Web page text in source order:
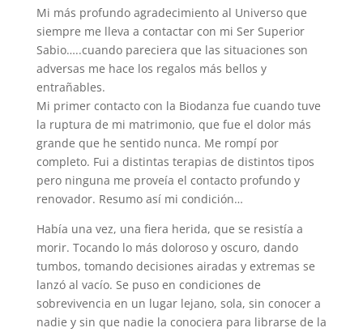
Mi más profundo agradecimiento al Universo que
siempre me lleva a contactar con mi Ser Superior
Sabio…..cuando pareciera que las situaciones son
adversas me hace los regalos más bellos y
entrañables.
Mi primer contacto con la Biodanza fue cuando tuve
la ruptura de mi matrimonio, que fue el dolor más
grande que he sentido nunca. Me rompí por
completo. Fui a distintas terapias de distintos tipos
pero ninguna me proveía el contacto profundo y
renovador. Resumo así mi condición…
Había una vez, una fiera herida, que se resistía a
morir. Tocando lo más doloroso y oscuro, dando
tumbos, tomando decisiones airadas y extremas se
lanzó al vacío. Se puso en condiciones de
sobrevivencia en un lugar lejano, sola, sin conocer a
nadie y sin que nadie la conociera para librarse de la